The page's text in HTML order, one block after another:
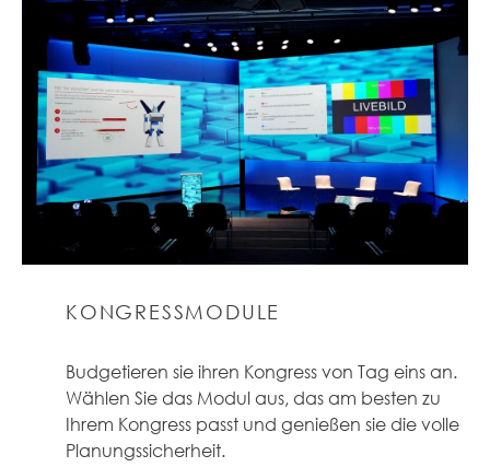
KONGRESSMODULE
Budgetieren sie ihren Kongress von Tag eins an.
Wählen Sie das Modul aus, das am besten zu
Ihrem Kongress passt und genießen sie die volle
Planungssicherheit.